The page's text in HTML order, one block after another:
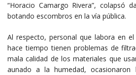
“Horacio Camargo Rivera”, colapsó
botando escombros en la vía pública.
Al respecto, personal que labora en
hace tiempo tienen problemas de
mala calidad de los materiales que
aunado a la humedad,